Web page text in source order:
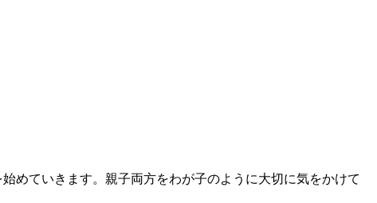
めていきます。親子両方をわが子のように大切に気をかけて